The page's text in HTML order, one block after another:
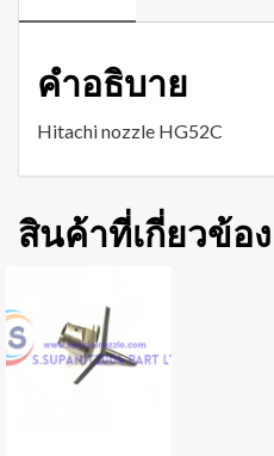
คำอธิบาย
Hitachi nozzle HG52C
สินค้าที่เกี่ยวข้อง